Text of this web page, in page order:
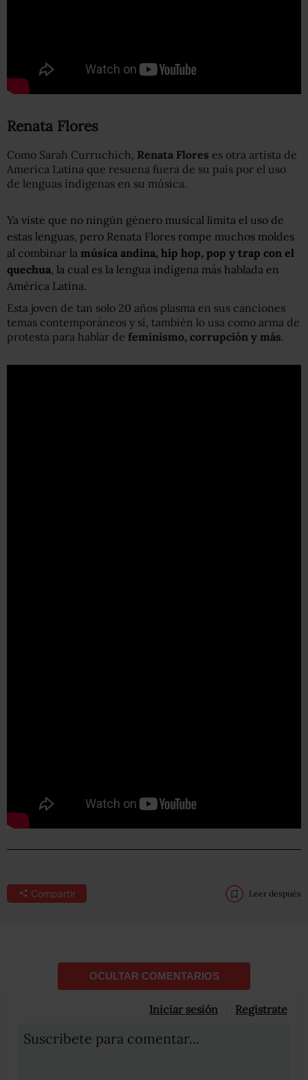
Renata Flores
Como Sarah Curruchich, Renata Flores es otra artista de
America Latina que resuena fuera de su país por el uso
de lenguas indígenas en su música.
Ya viste que no ningún género musical limita el uso de
estas lenguas, pero Renata Flores rompe muchos moldes
al combinar la música andina, hip hop, pop y trap con el
quechua , la cual es la lengua indígena más hablada en
América Latina.
Esta joven de tan solo 20 años plasma en sus canciones
temas contemporáneos y sí, también lo usa como arma de
protesta para hablar de feminismo, corrupción y más.
Compartir Leer después
OCULTAR COMENTARIOS
Iniciar sesión Registrate
Suscribete para comentar...